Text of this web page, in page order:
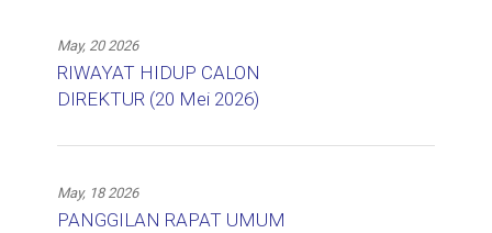
May, 20 2026
RIWAYAT HIDUP CALON
DIREKTUR (20 Mei 2026)
May, 18 2026
PANGGILAN RAPAT UMUM